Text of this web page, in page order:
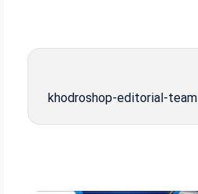
khodroshop-editorial-team